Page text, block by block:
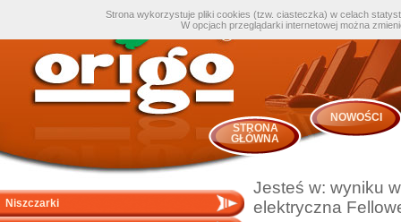
Strona wykorzystuje pliki cookies (tzw. ciasteczka) w celach
W opcjach przeglądarki internetowej można
STRONA
GŁÓWNA
NOWOŚCI
Niszczarki
Jesteś w: wyniku
elektryczna